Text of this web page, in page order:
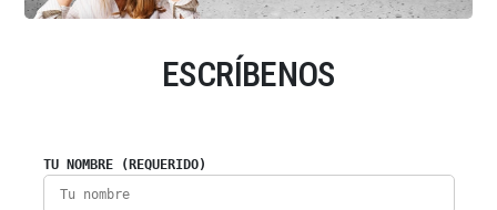
ESCRÍBENOS
TU NOMBRE (REQUERIDO)